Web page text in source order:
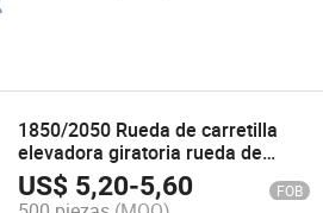
1850/2050 Rueda de carretilla
elevadora giratoria rueda de
poliuretano rueda de
polipropileno
US$ 5,20-5,60 FOB